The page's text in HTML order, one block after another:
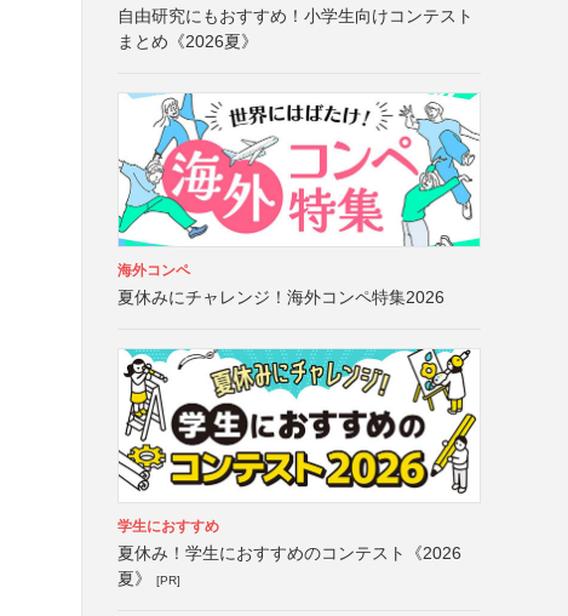
自由研究にもおすすめ！小学生向けコンテスト
まとめ《2026夏》
海外コンペ
夏休みにチャレンジ！海外コンペ特集2026
学生におすすめ
夏休み！学生におすすめのコンテスト《2026
夏》
[PR]